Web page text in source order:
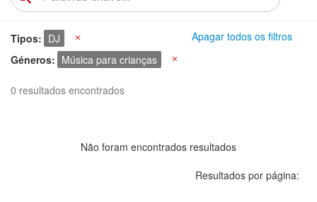
Apagar todos os filtros
Tipos DJ
Géneros
Música para crianças
0 resultados encontrados
Não foram encontrados resultados
Resultados por página: